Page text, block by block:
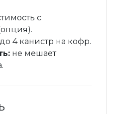
с
4 канистр на кофр.
не мешает